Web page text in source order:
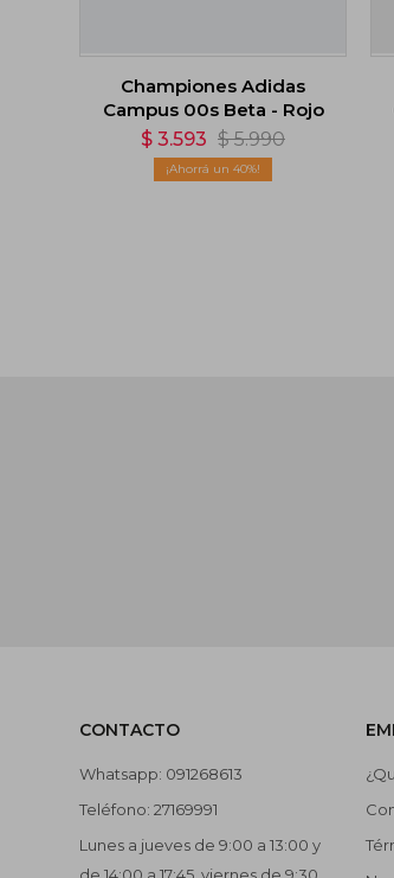
Championes Adidas
Campus 00s Beta - Rojo
$ 3.593 $ 5.990
40
CONTACTO
Whatsapp: 091268613
Teléfono: 27169991
Lunes a jueves de 9:00 a 13:00 y
de 14:00 a 17:45, viernes de 9:30